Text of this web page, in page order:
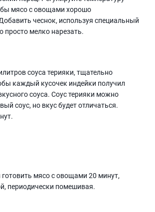
мясо с овощами хорошо
чеснок, используя специальный
просто мелко нарезать.
соуса терияки, тщательно
каждый кусочек индейки получил
соуса. Соус терияки можно
соус, но вкус будет отличаться.
готовить мясо с овощами 20 минут,
периодически помешивая.